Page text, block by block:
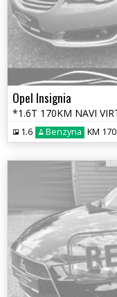
Opel Insignia
1.6 Benzyna KM 170